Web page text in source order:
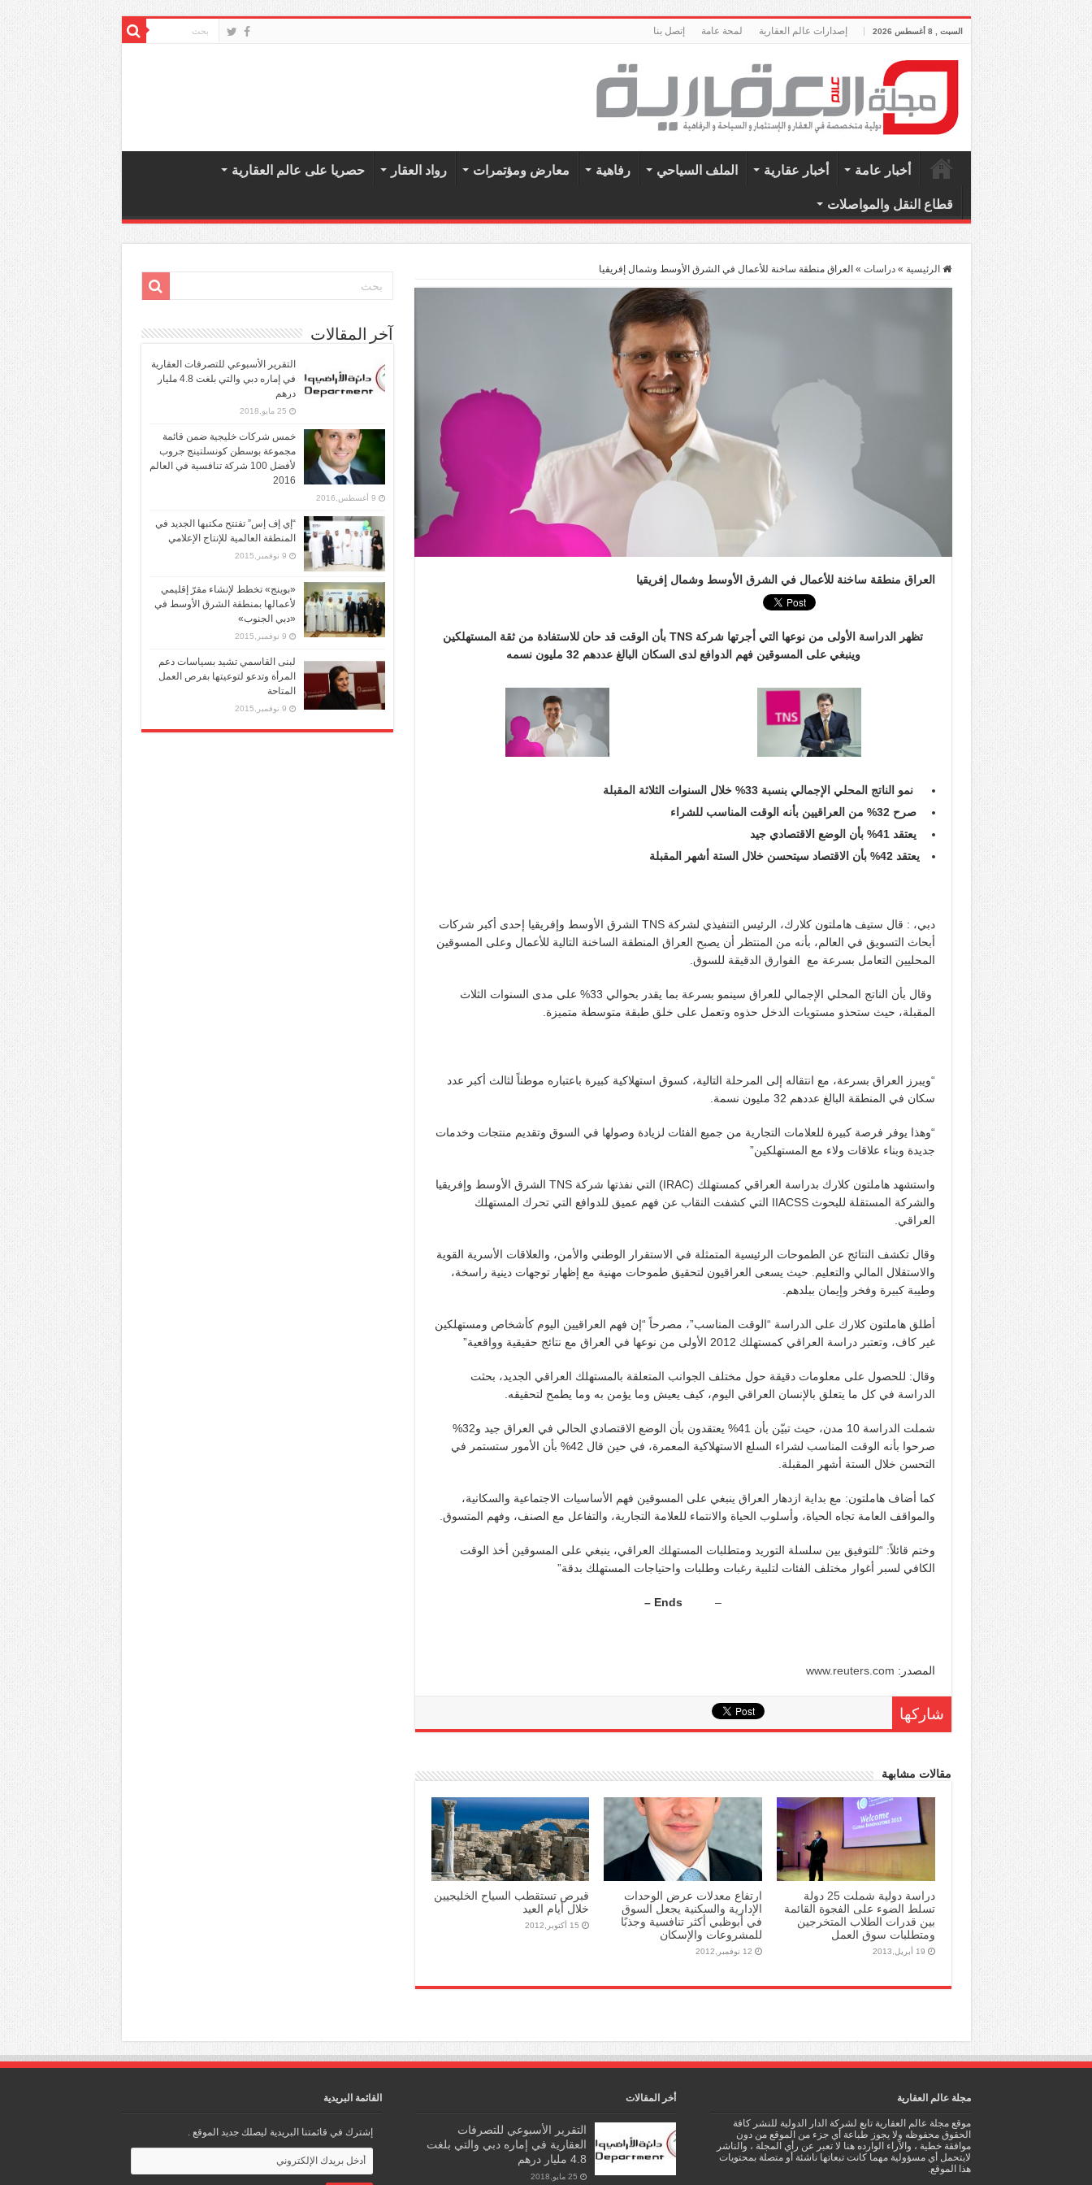
السبت , 8 أغسطس 2026 إصدارات عالم العقارية لمحة عامة إتصل بنا
أخبار عامة أخبار عقارية الملف السياحي رفاهية معارض ومؤتمرات رواد العقار حصريا على عالم العقارية
قطاع النقل والمواصلات
الرئيسية » دراسات » العراق منطقة ساخنة للأعمال في الشرق الأوسط وشمال إفريقيا
العراق منطقة ساخنة للأعمال في الشرق الأوسط وشمال إفريقيا
تظهر الدراسة الأولى من نوعها التي أجرتها شركة TNS بأن الوقت قد حان للاستفادة من ثقة المستهلكين
وينبغي على المسوقين فهم الدوافع لدى السكان البالغ عددهم 32 مليون نسمه
نمو الناتج المحلي الإجمالي بنسبة 33% خلال السنوات الثلاثة المقبلة
صرح 32% من العراقيين بأنه الوقت المناسب للشراء
يعتقد 41% بأن الوضع الاقتصادي جيد
يعتقد 42% بأن الاقتصاد سيتحسن خلال الستة أشهر المقبلة
دبي، : قال ستيف هاملتون كلارك، الرئيس التنفيذي لشركة TNS الشرق الأوسط وإفريقيا إحدى أكبر شركات
أبحاث التسويق في العالم، بأنه من المنتظر أن يصبح العراق المنطقة الساخنة التالية للأعمال وعلى المسوقين
المحليين التعامل بسرعة مع الفوارق الدقيقة للسوق.
وقال بأن الناتج المحلي الإجمالي للعراق سينمو بسرعة بما يقدر بحوالي 33% على مدى السنوات الثلاث
المقبلة، حيث ستحذو مستويات الدخل حذوه وتعمل على خلق طبقة متوسطة متميزة.
“ويبرز العراق بسرعة، مع انتقاله إلى المرحلة التالية، كسوق استهلاكية كبيرة باعتباره موطناً لثالث أكبر عدد
سكان في المنطقة البالغ عددهم 32 مليون نسمة.
“وهذا يوفر فرصة كبيرة للعلامات التجارية من جميع الفئات لزيادة وصولها في السوق وتقديم منتجات وخدمات
جديدة وبناء علاقات ولاء مع المستهلكين”
واستشهد هاملتون كلارك بدراسة العراقي كمستهلك (IRAC) التي نفذتها شركة TNS الشرق الأوسط وإفريقيا
والشركة المستقلة للبحوث IIACSS التي كشفت النقاب عن فهم عميق للدوافع التي تحرك المستهلك
العراقي.
وقال تكشف النتائج عن الطموحات الرئيسية المتمثلة في الاستقرار الوطني والأمن، والعلاقات الأسرية القوية
والاستقلال المالي والتعليم. حيث يسعى العراقيون لتحقيق طموحات مهنية مع إظهار توجهات دينية راسخة،
وطيبة كبيرة وفخر وإيمان ببلدهم.
أطلق هاملتون كلارك على الدراسة “الوقت المناسب”، مصرحاً “إن فهم العراقيين اليوم كأشخاص ومستهلكين
غير كاف، وتعتبر دراسة العراقي كمستهلك 2012 الأولى من نوعها في العراق مع نتائج حقيقية وواقعية”
وقال: للحصول على معلومات دقيقة حول مختلف الجوانب المتعلقة بالمستهلك العراقي الجديد، بحثت
الدراسة في كل ما يتعلق بالإنسان العراقي اليوم، كيف يعيش وما يؤمن به وما يطمح لتحقيقه.
شملت الدراسة 10 مدن، حيث تبيّن بأن 41% يعتقدون بأن الوضع الاقتصادي الحالي في العراق جيد و32%
صرحوا بأنه الوقت المناسب لشراء السلع الاستهلاكية المعمرة، في حين قال 42% بأن الأمور ستستمر في
التحسن خلال الستة أشهر المقبلة.
كما أضاف هاملتون: مع بداية ازدهار العراق ينبغي على المسوقين فهم الأساسيات الاجتماعية والسكانية،
والمواقف العامة تجاه الحياة، وأسلوب الحياة والانتماء للعلامة التجارية، والتفاعل مع الصنف، وفهم المتسوق.
وختم قائلاً: “للتوفيق بين سلسلة التوريد ومتطلبات المستهلك العراقي، ينبغي على المسوقين أخذ الوقت
الكافي لسبر أغوار مختلف الفئات لتلبية رغبات وطلبات واحتياجات المستهلك بدقة”
–
Ends –
المصدر: www.reuters.com
شاركها
مقالات مشابهة
دراسة دولية شملت 25 دولة
تسلط الضوء على الفجوة القائمة
بين قدرات الطلاب المتخرجين
ومتطلبات سوق العمل
19 أبريل,2013
ارتفاع معدلات عرض الوحدات
الإدارية والسكنية يجعل السوق
في أبوظبي أكثر تنافسية وجذبًا
للمشروعات والإسكان
12 نوفمبر,2012
قبرص تستقطب السياح الخليجيين
خلال أيام العيد
15 أكتوبر,2012
آخر المقالات
التقرير الأسبوعي للتصرفات العقارية
في إماره دبي والتي بلغت 4.8 مليار
درهم
25 مايو,2018
خمس شركات خليجية ضمن قائمة
مجموعة بوسطن كونسلتينج جروب
لأفضل 100 شركة تنافسية في العالم
2016
9 أغسطس,2016
“إي إف إس” تفتتح مكتبها الجديد في
المنطقة العالمية للإنتاج الإعلامي
9 نوفمبر,2015
«بوينج» تخطط لإنشاء مقرّ إقليمي
لأعمالها بمنطقة الشرق الأوسط في
«دبي الجنوب»
9 نوفمبر,2015
لبنى القاسمي تشيد بسياسات دعم
المرأة وتدعو لتوعيتها بفرص العمل
المتاحة
9 نوفمبر,2015
مجلة عالم العقارية
موقع مجلة عالم العقارية تابع لشركة الدار الدولية للنشر كافة
الحقوق محفوظه ولا يجوز طباعة أي جزء من الموقع من دون
موافقة خطية ، والآراء الوارده هنا لا تعبر عن رأي المجلة ، والناشر
لايتحمل أي مسؤولية مهما كانت تبعاتها ناشئة أو متصلة بمحتويات
هذا الموقع.
أخر المقالات
التقرير الأسبوعي للتصرفات
العقارية في إماره دبي والتي بلغت
4.8 مليار درهم
25 مايو,2018
القائمة البريدية
إشترك في قائمتنا البريدية ليصلك جديد الموقع .